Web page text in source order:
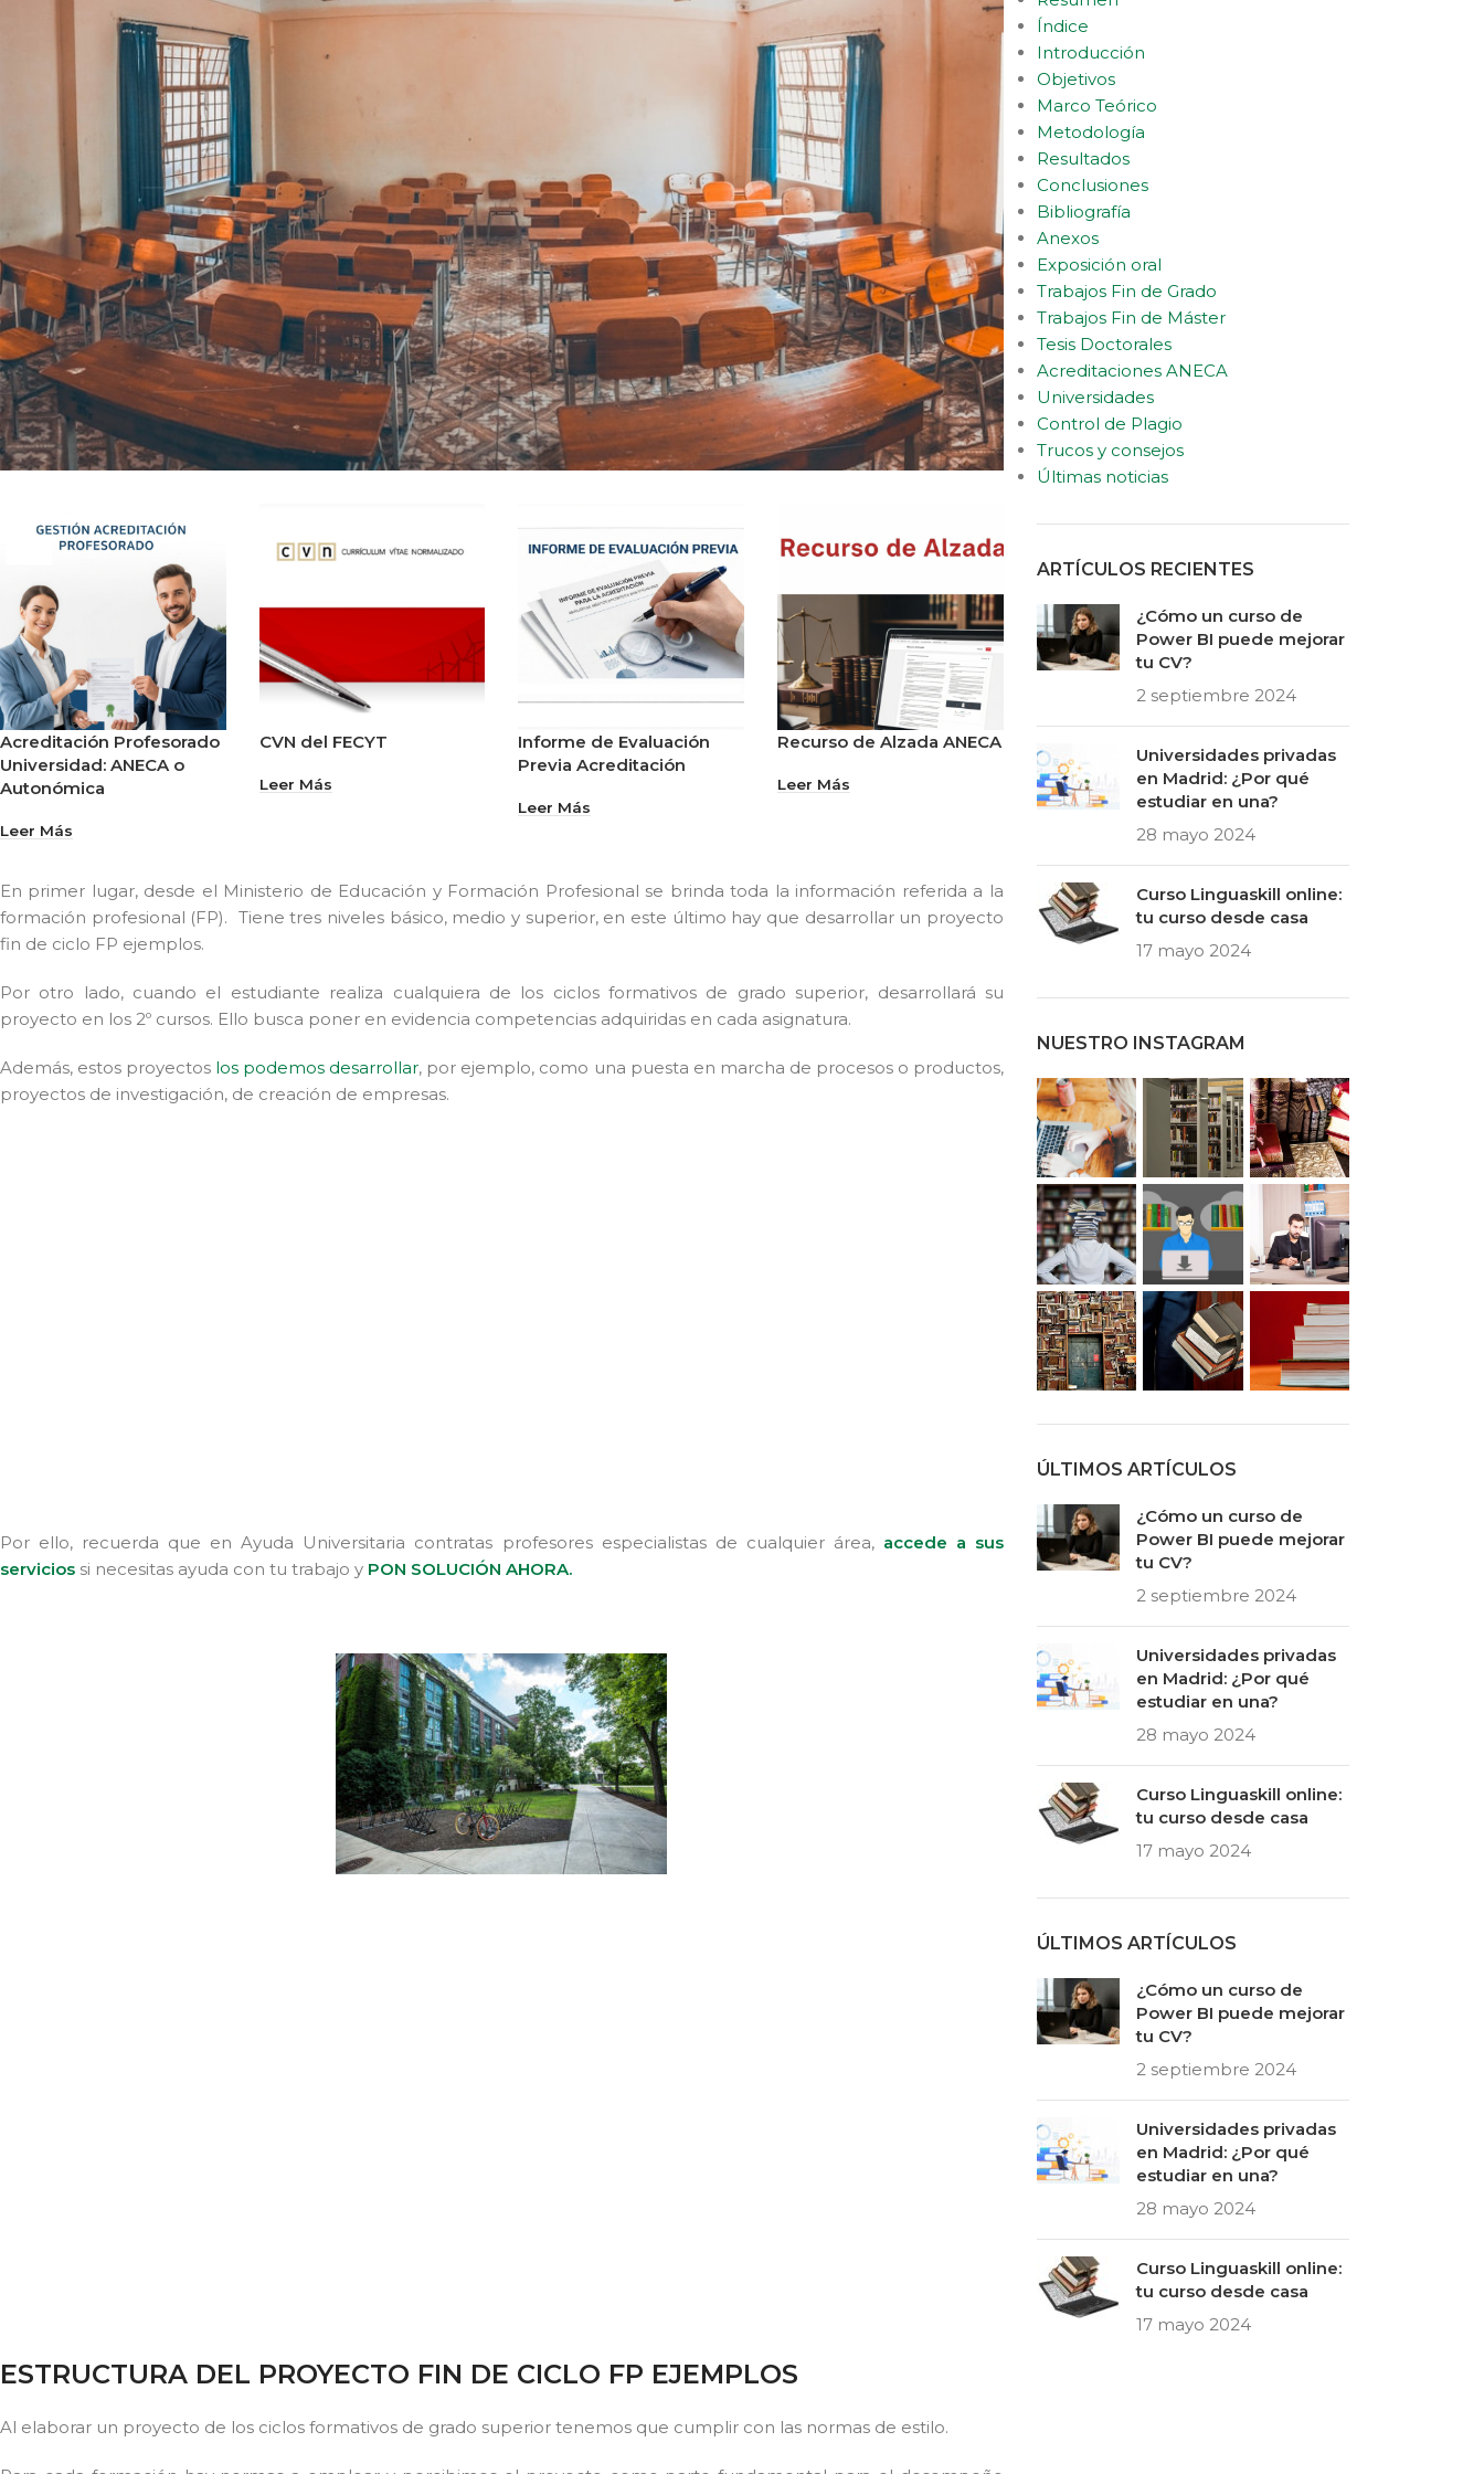
Acreditación Profesorado
Universidad: ANECA o
Autonómica
Leer Más
CVN del FECYT
Leer Más
Informe de Evaluación
Previa Acreditación
Leer Más
Recurso de Alzada ANECA
Leer Más
En primer lugar, desde el Ministerio de Educación y Formación Profesional se brinda toda la información referida a la
formación profesional (FP). Tiene tres niveles básico, medio y superior, en este último hay que desarrollar un proyecto
fin de ciclo FP ejemplos.
Por otro lado, cuando el estudiante realiza cualquiera de los ciclos formativos de grado superior, desarrollará su
proyecto en los 2º cursos. Ello busca poner en evidencia competencias adquiridas en cada asignatura.
Además, estos proyectos los podemos desarrollar, por ejemplo, como una puesta en marcha de procesos o productos,
proyectos de investigación, de creación de empresas.
Por ello, recuerda que en Ayuda Universitaria contratas profesores especialistas de cualquier área, accede a sus
servicios si necesitas ayuda con tu trabajo y PON SOLUCIÓN AHORA.
ESTRUCTURA DEL PROYECTO FIN DE CICLO FP EJEMPLOS
Al elaborar un proyecto de los ciclos formativos de grado superior tenemos que cumplir con las normas de estilo.
Índice
Introducción
Objetivos
Marco Teórico
Metodología
Resultados
Conclusiones
Bibliografía
Anexos
Exposición oral
Trabajos Fin de Grado
Trabajos Fin de Máster
Tesis Doctorales
Acreditaciones ANECA
Universidades
Control de Plagio
Trucos y consejos
Últimas noticias
ARTÍCULOS RECIENTES
¿Cómo un curso de
Power BI puede mejorar
tu CV?
2 septiembre 2024
Universidades privadas
en Madrid: ¿Por qué
estudiar en una?
28 mayo 2024
Curso Linguaskill online:
tu curso desde casa
17 mayo 2024
NUESTRO INSTAGRAM
ÚLTIMOS ARTÍCULOS
¿Cómo un curso de
Power BI puede mejorar
tu CV?
2 septiembre 2024
Universidades privadas
en Madrid: ¿Por qué
estudiar en una?
28 mayo 2024
Curso Linguaskill online:
tu curso desde casa
17 mayo 2024
ÚLTIMOS ARTÍCULOS
¿Cómo un curso de
Power BI puede mejorar
tu CV?
2 septiembre 2024
Universidades privadas
en Madrid: ¿Por qué
estudiar en una?
28 mayo 2024
Curso Linguaskill online:
tu curso desde casa
17 mayo 2024